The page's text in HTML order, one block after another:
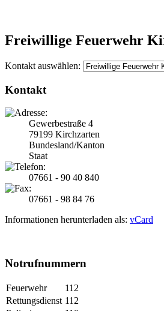
Freiwillige Feuerwehr
Kontakt auswählen:
Kontakt
Gewerbestraße 4
79199 Kirchzarten
Bundesland/Kanton
Staat
07661 - 90 40 840
07661 - 98 84 76
Informationen herunterladen als: vCard
Notrufnummern
Feuerwehr
112
Rettungsdienst 112